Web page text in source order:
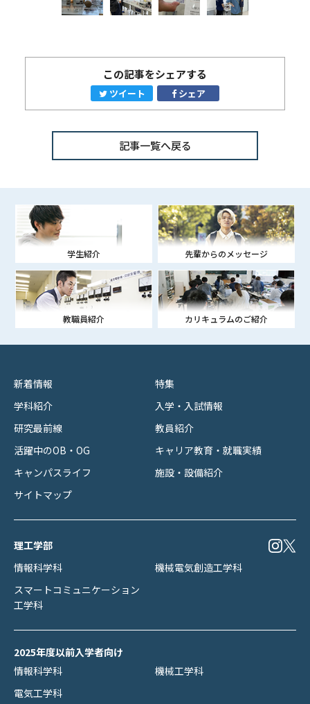
この記事をシェアする
ツイート シェア
記事一覧へ戻る
学生紹介 先輩からのメッセージ
教職員紹介 カリキュラムのご紹介
新着情報
特集
学科紹介
入学・入試情報
研究最前線
教員紹介
活躍中のOB・OG
キャリア教育・就職実績
キャンパスライフ
施設・設備紹介
サイトマップ
理工学部
情報科学科
機械電気創造工学科
スマートコミュニケーション
工学科
2025年度以前入学者向け
情報科学科
機械工学科
電気工学科